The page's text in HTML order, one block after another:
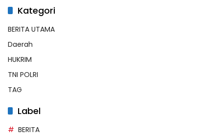
Kategori
BERITA UTAMA
Daerah
HUKRIM
TNI POLRI
TAG
Label
BERITA